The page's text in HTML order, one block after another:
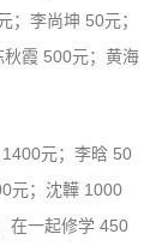
；李尚坤 50元；
霞 500元；黄海
元；李晗 50
元；沈韡 1000
在一起修学 450